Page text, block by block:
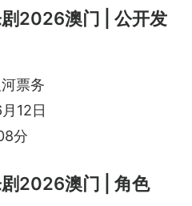
剧2026澳门 | 公开发
票务
12日
分
剧2026澳门 | 角色